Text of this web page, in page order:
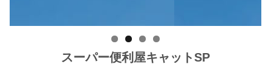
スーパー便利屋キャットSP